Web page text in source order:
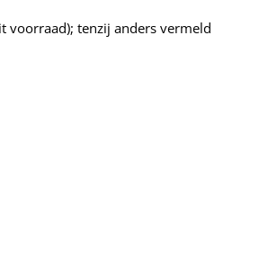
voorraad); tenzij anders vermeld